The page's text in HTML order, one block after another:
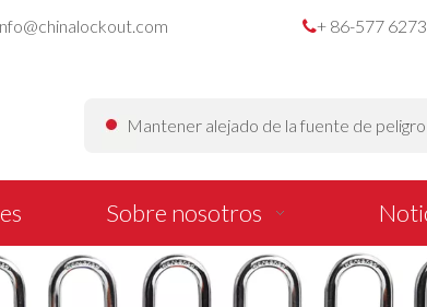
+ 86-577
Mantener alejado de la fuente de
Sobre nosotros